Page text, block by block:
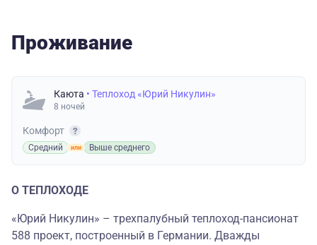
Проживание
Каюта • Теплоход «Юрий Никулин»
8 ночей
Комфорт
Средний Выше среднего
О ТЕПЛОХОДЕ
«Юрий Никулин» – трехпалубный теплоход-пансионат
588 проект, построенный в Германии. Дважды